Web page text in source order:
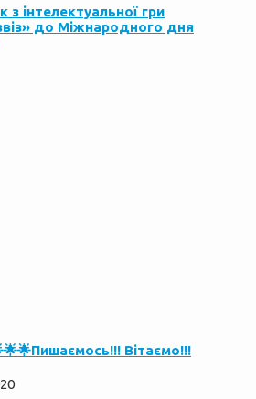
з інтелектуальної гри
до Міжнародного дня
Вітаємо!!!